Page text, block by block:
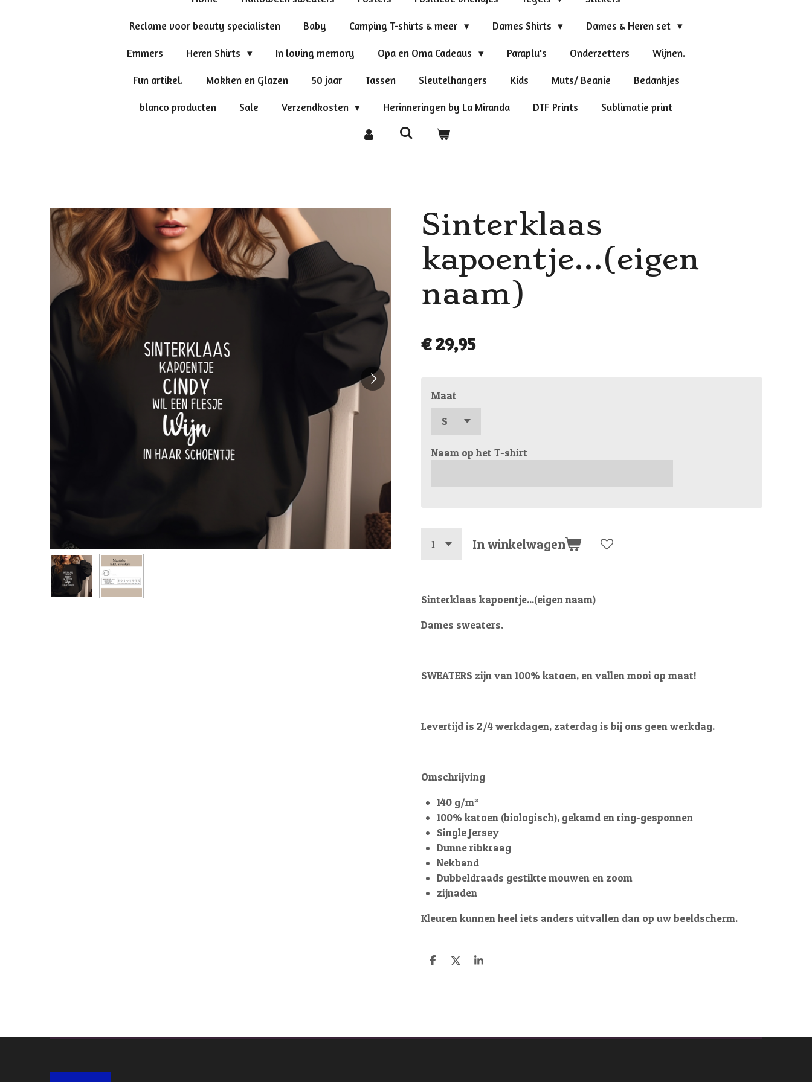
Reclame voor beauty specialisten Baby Camping T-shirts & meer Dames Shirts Dames & Heren set
Emmers Heren Shirts In loving memory Opa en Oma Cadeaus Paraplu's Onderzetters Wijnen.
Fun artikel. Mokken en Glazen 50 jaar Tassen Sleutelhangers Kids Muts/ Beanie Bedankjes
blanco producten Sale Verzendkosten Herinneringen by La Miranda DTF Prints Sublimatie print
Sinterklaas
kapoentje...(eigen
naam)
€ 29,95
Maat
Naam op het T-shirt
In winkelwagen
Sinterklaas kapoentje...(eigen naam)
Dames sweaters.
SWEATERS zijn van 100% katoen, en vallen mooi op maat!
Levertijd is 2/4 werkdagen, zaterdag is bij ons geen werkdag.
Omschrijving
140 g/m²
100% katoen (biologisch), gekamd en ring-gesponnen
Single Jersey
Dunne ribkraag
Nekband
Dubbeldraads gestikte mouwen en zoom
zijnaden
Kleuren kunnen heel iets anders uitvallen dan op uw beeldscherm.
D
D
S